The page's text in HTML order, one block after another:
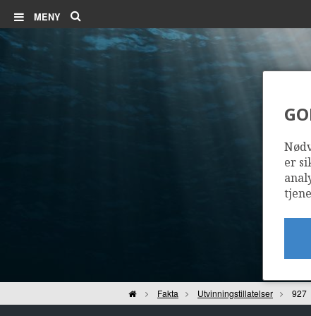
MENY
Hjem Fakta Utvinningstillatelser 927
er